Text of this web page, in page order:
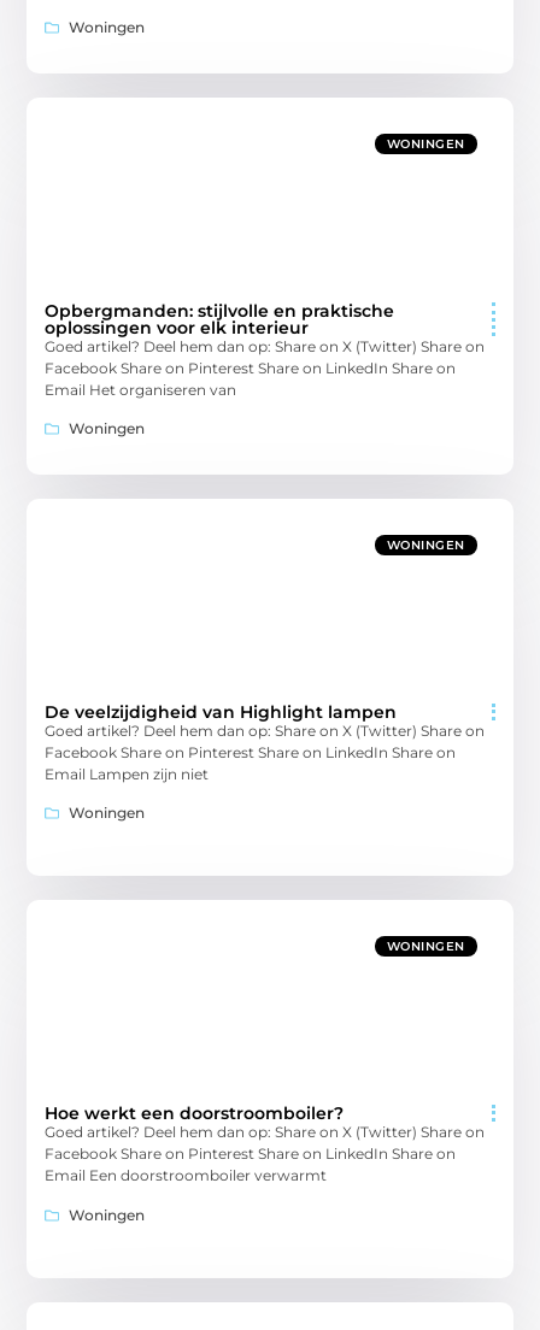
Woningen
WONINGEN
Opbergmanden: stijlvolle en praktische
oplossingen voor elk interieur
Goed artikel? Deel hem dan op: Share on X (Twitter) Share on
Facebook Share on Pinterest Share on LinkedIn Share on
Email Het organiseren van
Woningen
WONINGEN
De veelzijdigheid van Highlight lampen
Goed artikel? Deel hem dan op: Share on X (Twitter) Share on
Facebook Share on Pinterest Share on LinkedIn Share on
Email Lampen zijn niet
Woningen
WONINGEN
Hoe werkt een doorstroomboiler?
Goed artikel? Deel hem dan op: Share on X (Twitter) Share on
Facebook Share on Pinterest Share on LinkedIn Share on
Email Een doorstroomboiler verwarmt
Woningen